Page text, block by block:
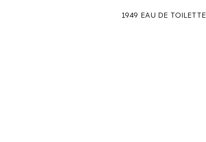
1949 EAU DE TOILETTE